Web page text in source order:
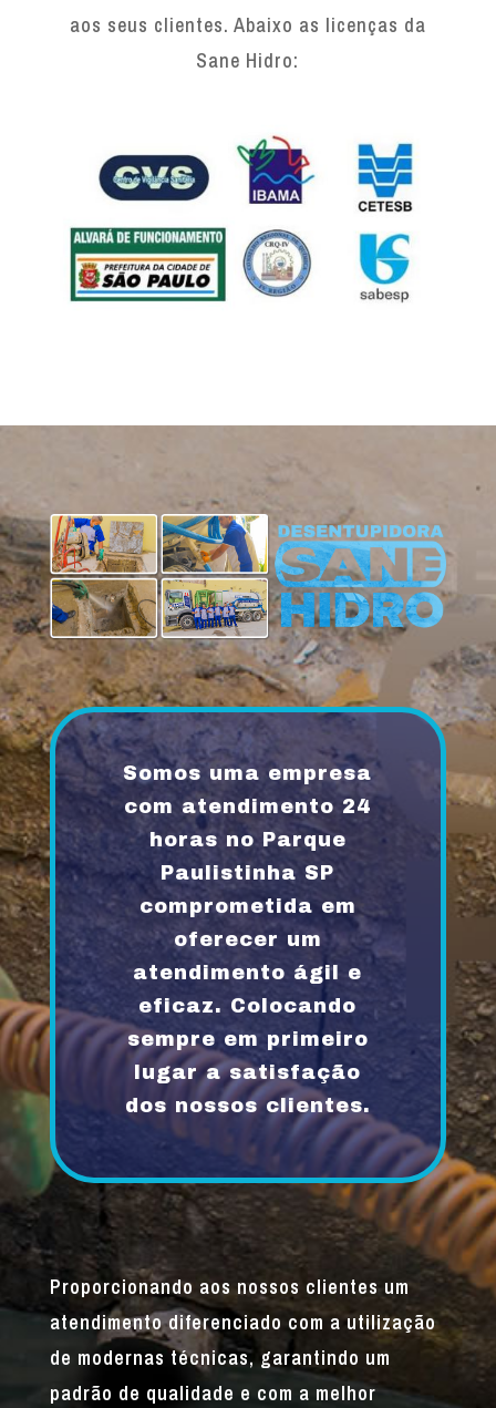
aos seus clientes. Abaixo as licenças da
Sane Hidro:
Somos uma empresa
com atendimento 24
horas no Parque
Paulistinha SP
comprometida em
oferecer um
atendimento ágil e
eficaz. Colocando
sempre em primeiro
lugar a satisfação
dos nossos clientes.
Proporcionando aos nossos clientes um
atendimento diferenciado com a utilização
de modernas técnicas, garantindo um
padrão de qualidade e com a melhor